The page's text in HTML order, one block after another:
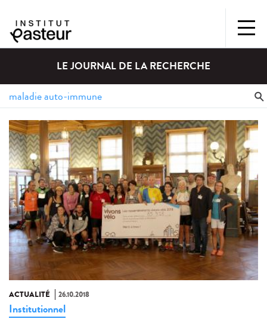
LE JOURNAL DE LA RECHERCHE
ACTUALITÉ 26.10.2018
Institutionnel